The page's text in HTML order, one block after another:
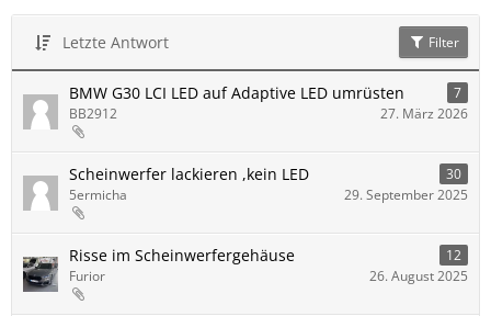
Letzte Antwort Filter
BMW G30 LCI LED auf Adaptive LED umrüsten
7
BB2912
27. März 2026
Scheinwerfer lackieren ,kein LED
30
5ermicha
29. September 2025
Risse im Scheinwerfergehäuse
12
Furior
26. August 2025